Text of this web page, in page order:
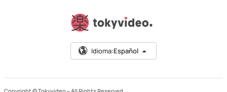
Idioma:Español